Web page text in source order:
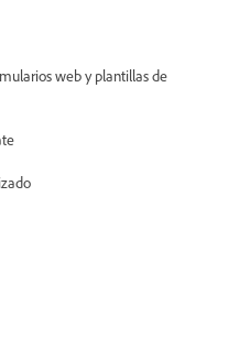
web y plantillas de